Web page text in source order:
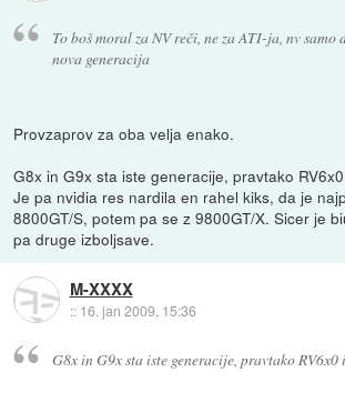
To boš moral za NV reči, ne za ATI-ja, nv samo
nova generacija
Provzaprov za oba velja enako.
G8x in G9x sta iste generacije, pravtako
Je pa nvidia res nardila en rahel kiks, da je
8800GT/S, potem pa se z 9800GT/X. Sicer je
pa druge izboljsave.
M-XXXX
:: 16. jan 2009, 15:36
G8x in G9x sta iste generacije, pravtako RV6x0